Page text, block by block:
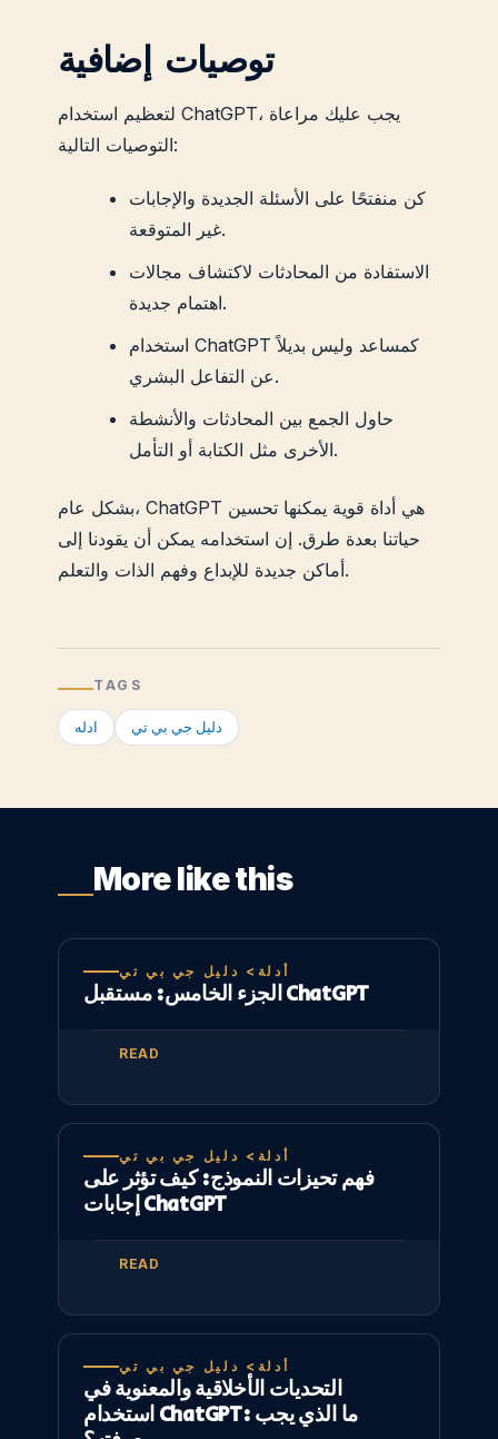
توصيات إضافية
لتعظيم استخدام ChatGPT، يجب عليك مراعاة
التوصيات التالية:
كن منفتحًا على الأسئلة الجديدة والإجابات
غير المتوقعة.
الاستفادة من المحادثات لاكتشاف مجالات
اهتمام جديدة.
استخدام ChatGPT كمساعد وليس بديلاً
عن التفاعل البشري.
حاول الجمع بين المحادثات والأنشطة
الأخرى مثل الكتابة أو التأمل.
بشكل عام، ChatGPT هي أداة قوية يمكنها تحسين
حياتنا بعدة طرق. إن استخدامه يمكن أن يقودنا إلى
أماكن جديدة للإبداع وفهم الذات والتعلم.
TAGS
ادله دليل جي بي تي
More like this
أدلة> دليل جي بي تي
الجزء الخامس: مستقبل ChatGPT
READ
أدلة> دليل جي بي تي
فهم تحيزات النموذج: كيف تؤثر على
إجابات ChatGPT
READ
أدلة> دليل جي بي تي
التحديات الأخلاقية والمعنوية في
استخدام ChatGPT: ما الذي يجب